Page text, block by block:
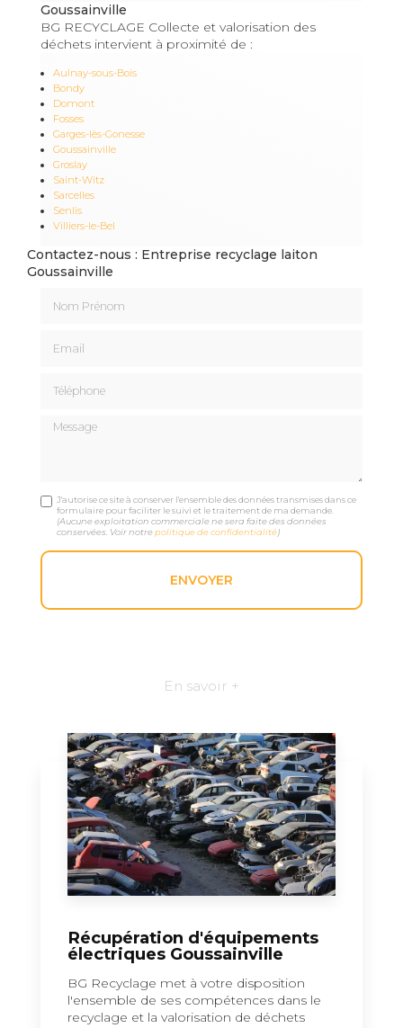
Goussainville
BG RECYCLAGE Collecte et valorisation des
déchets intervient à proximité de :
Aulnay-sous-Bois
Bondy
Domont
Fosses
Garges-lès-Gonesse
Goussainville
Groslay
Saint-Witz
Sarcelles
Senlis
Villiers-le-Bel
Contactez-nous : Entreprise recyclage laiton
Goussainville
Message
J'autorise ce site à conserver l'ensemble des données transmises dans ce
formulaire pour faciliter le suivi et le traitement de ma demande.
(Aucune exploitation commerciale ne sera faite des données
conservées. Voir notrepolitique de confidentialité)
En savoir +
Récupération d'équipements
électriques Goussainville
BG Recyclage met à votre disposition
l'ensemble de ses compétences dans le
recyclage et la valorisation de déchets